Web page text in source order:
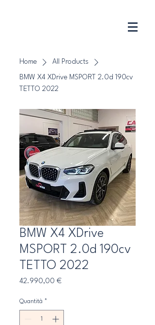
Home All Products
BMW X4 XDrive MSPORT 2.0d 190cv
TETTO 2022
BMW X4 XDrive
MSPORT 2.0d 190cv
TETTO 2022
42.990,00 €Prezzo
Quantità *